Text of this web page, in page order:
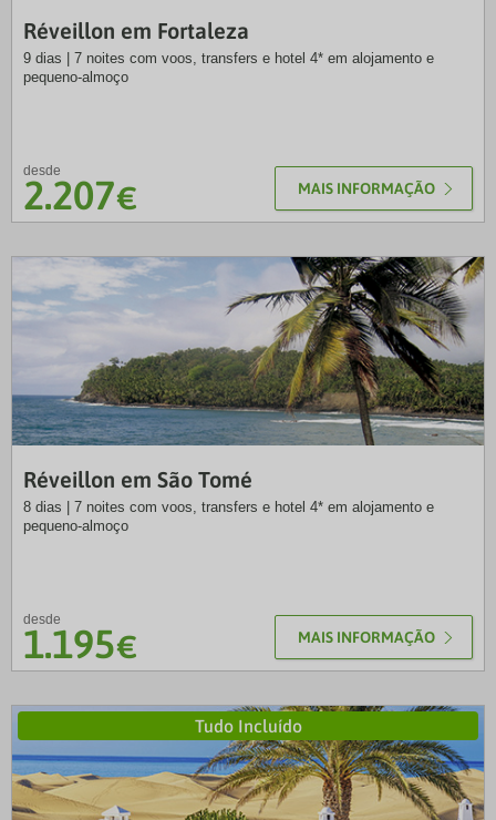
Réveillon em Fortaleza
9 dias | 7 noites com voos, transfers e hotel 4* em alojamento e
pequeno-almoço
desde
2.207€ MAIS INFORMAÇÃO
Réveillon em São Tomé
8 dias | 7 noites com voos, transfers e hotel 4* em alojamento e
pequeno-almoço
desde
1.195€ MAIS INFORMAÇÃO
Tudo Incluído